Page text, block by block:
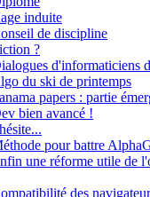
induite
de discipline
?
d'informaticiens
du ski de printemps
papers : partie
bien avancé !
pour battre
une réforme utile de
des